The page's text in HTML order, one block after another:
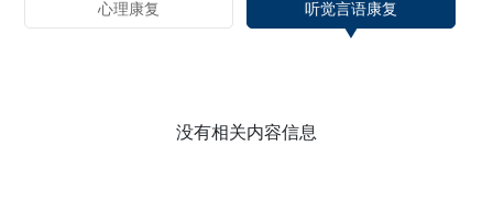
心理康复 听觉言语康复
没有相关内容信息